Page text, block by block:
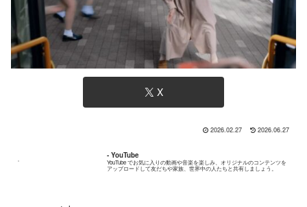
X
2026.02.27 2026.06.27
- YouTube
YouTube でお気に入りの動画や音楽を楽しみ、オリジナルのコンテンツを
アップロードして友だちや家族、世界中の人たちと共有しましょう。